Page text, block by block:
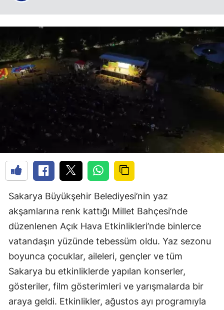
Sakarya Büyükşehir Belediyesi’nin yaz
akşamlarına renk kattığı Millet Bahçesi’nde
düzenlenen Açık Hava Etkinlikleri’nde binlerce
vatandaşın yüzünde tebessüm oldu. Yaz sezonu
boyunca çocuklar, aileleri, gençler ve tüm
Sakarya bu etkinliklerde yapılan konserler,
gösteriler, film gösterimleri ve yarışmalarda bir
araya geldi. Etkinlikler, ağustos ayı programıyla